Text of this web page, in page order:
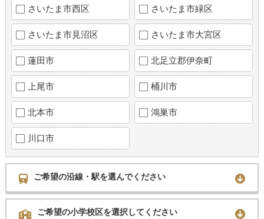
さいたま市西区 さいたま市緑区
さいたま市見沼区 さいたま市大宮区
蓮田市 北足立郡伊奈町
上尾市 桶川市
北本市 鴻巣市
川口市
ご希望の沿線・駅を選んでください
ご希望の小学校区を選択してください